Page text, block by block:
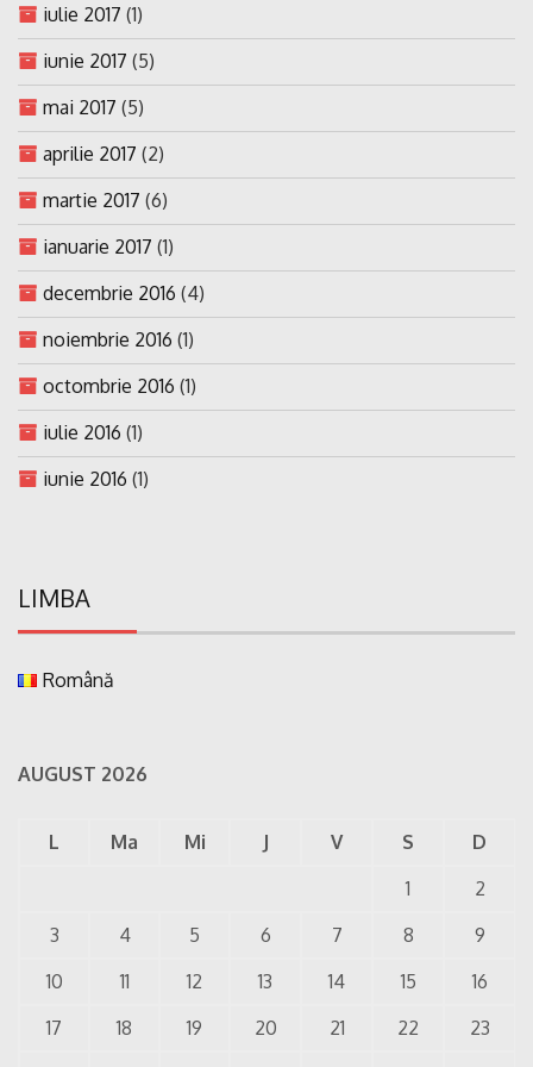
iulie 2017 (1)
iunie 2017 (5)
mai 2017 (5)
aprilie 2017 (2)
martie 2017 (6)
ianuarie 2017 (1)
decembrie 2016 (4)
noiembrie 2016 (1)
octombrie 2016 (1)
iulie 2016 (1)
iunie 2016 (1)
LIMBA
Română
AUGUST 2026
L Ma Mi J V S
D
1
2
3
4 5 6 7 8
9
10
11 12 13 14 15
16
17
18 19 20 21 22
23